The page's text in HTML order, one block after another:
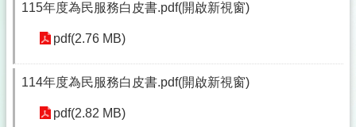
115年度為民服務白皮書.pdf(開啟新視窗)
pdf(2.76 MB)
114年度為民服務白皮書.pdf(開啟新視窗)
pdf(2.82 MB)